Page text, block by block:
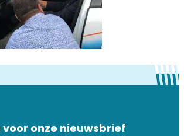
voor onze nieuwsbrief